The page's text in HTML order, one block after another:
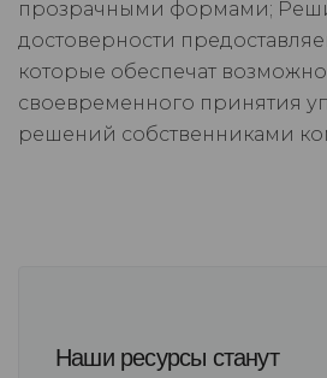
прозрачными формами;
достоверности
которые обеспечат
своевременного принятия
решений собственниками
Наши ресурсы станут